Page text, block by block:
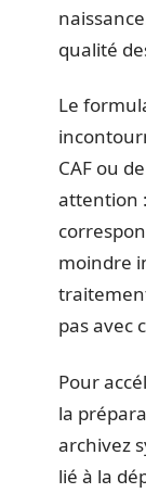
qualité
Le
CAF ou
attention
moindre
pas avec
Pour
la
archivez
lié à la